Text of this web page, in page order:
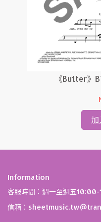
《Butter》
Information
客服時間：週一至週五
信箱：